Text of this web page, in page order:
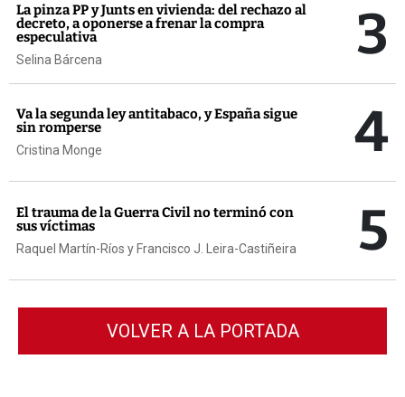
La pinza PP y Junts en vivienda: del rechazo al
decreto, a oponerse a frenar la compra
especulativa
Selina Bárcena 3
Va la segunda ley antitabaco, y España sigue
sin romperse
Cristina Monge 4
El trauma de la Guerra Civil no terminó con
sus víctimas
Raquel Martín-Ríos y Francisco J. Leira-Castiñeira 5
VOLVER A LA PORTADA